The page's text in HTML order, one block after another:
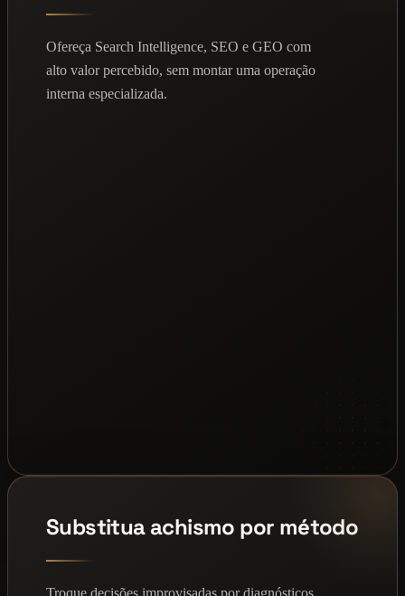
Ofereça Search Intelligence, SEO e GEO com
alto valor percebido, sem montar uma operação
interna especializada.
Substitua achismo por método
Troque decisões improvisadas por diagnósticos,